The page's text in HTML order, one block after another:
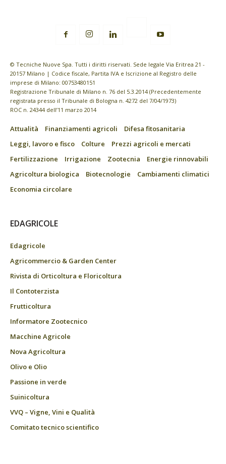
© Tecniche Nuove Spa. Tutti i diritti riservati. Sede legale Via Eritrea 21 -
20157 Milano | Codice fiscale, Partita IVA e Iscrizione al Registro delle
imprese di Milano: 00753480151
Registrazione Tribunale di Milano n. 76 del 5.3.2014 (Precedentemente
registrata presso il Tribunale di Bologna n. 4272 del 7/04/1973)
ROC n. 24344 dell’11 marzo 2014
Attualità Finanziamenti agricoli
Difesa fitosanitaria
Leggi, lavoro e fisco
Colture
Prezzi agricoli e mercati
Fertilizzazione
Irrigazione Zootecnia
Energie rinnovabili
Agricoltura biologica
Biotecnologie
Cambiamenti climatici
Economia circolare
EDAGRICOLE
Edagricole
Agricommercio & Garden Center
Rivista di Orticoltura e Floricoltura
Il Contoterzista
Frutticoltura
Informatore Zootecnico
Macchine Agricole
Nova Agricoltura
Olivo e Olio
Passione in verde
Suinicoltura
VVQ – Vigne, Vini e Qualità
Comitato tecnico scientifico